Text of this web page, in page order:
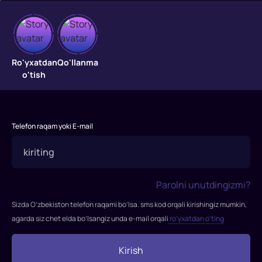
Sen
gapirma
gapirma"
2003-
Fransiya
olingan.
Bosh
rollarda:
Ro'yxatdan
o'tish
Qo'llanma
Telefon raqam yoki E-mail
Parolni unutdingizmi?
Sizda O’zbekiston telefon raqami bo’lsa. sms kod orqali kirishingiz mumkin,
agarda siz chet elda bo’lsangiz unda e-mail orqali ro’yxatdan o’ting
Kirish